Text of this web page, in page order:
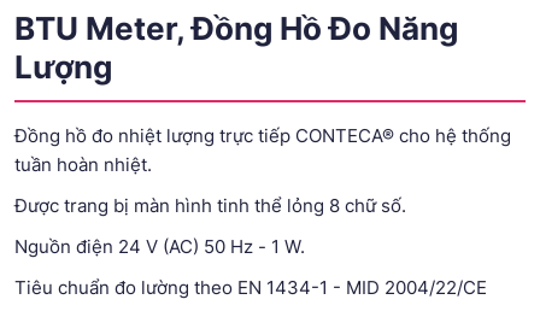
BTU Meter, Đồng Hồ Đo Năng
Lượng
Đồng hồ đo nhiệt lượng trực tiếp CONTECA® cho hệ thống
tuần hoàn nhiệt.
Được trang bị màn hình tinh thể lỏng 8 chữ số.
Nguồn điện 24 V (AC) 50 Hz - 1 W.
Tiêu chuẩn đo lường theo EN 1434-1 - MID 2004/22/CE